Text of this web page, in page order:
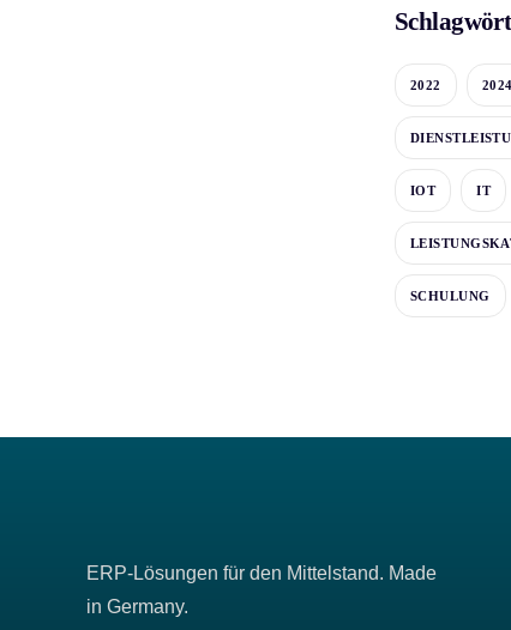
2022 2024
IOT IT
SCHULUNG
ERP-Lösungen für den Mittelstand. Made
in Germany.